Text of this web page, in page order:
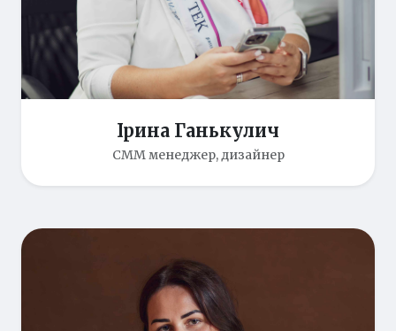
Ірина Ганькулич
СММ менеджер, дизайнер